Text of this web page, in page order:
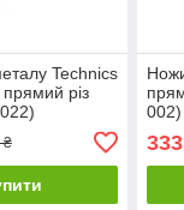
Technics
різ
₴
002)
333